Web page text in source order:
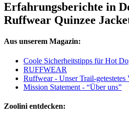
Erfahrungsberichte in
Ruffwear Quinzee
Aus unserem Magazin:
Coole Sicherheitstipps für Hot
RUFFWEAR
Ruffwear - Unser Trail-getestetes
Mission Statement - “Über uns”
Zoolini entdecken: